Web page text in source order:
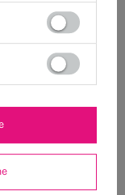
Zobacz wszystko